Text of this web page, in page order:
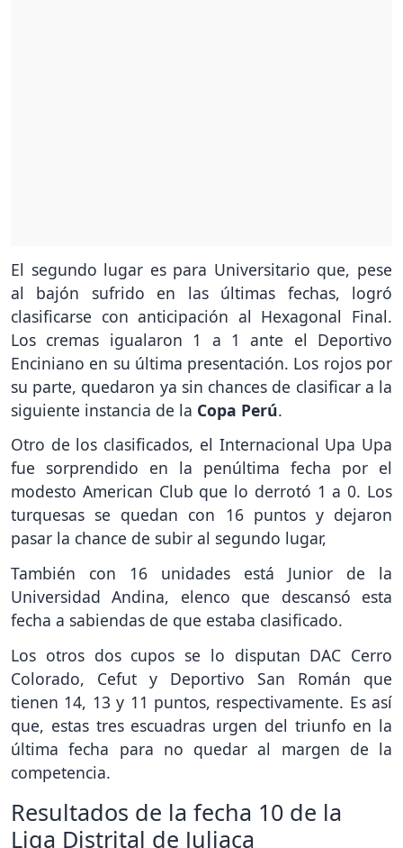
El segundo lugar es para Universitario que, pese
al bajón sufrido en las últimas fechas, logró
clasificarse con anticipación al Hexagonal Final.
Los cremas igualaron 1 a 1 ante el Deportivo
Enciniano en su última presentación. Los rojos por
su parte, quedaron ya sin chances de clasificar a la
siguiente instancia de la Copa Perú.
Otro de los clasificados, el Internacional Upa Upa
fue sorprendido en la penúltima fecha por el
modesto American Club que lo derrotó 1 a 0. Los
turquesas se quedan con 16 puntos y dejaron
pasar la chance de subir al segundo lugar,
También con 16 unidades está Junior de la
Universidad Andina, elenco que descansó esta
fecha a sabiendas de que estaba clasificado.
Los otros dos cupos se lo disputan DAC Cerro
Colorado, Cefut y Deportivo San Román que
tienen 14, 13 y 11 puntos, respectivamente. Es así
que, estas tres escuadras urgen del triunfo en la
última fecha para no quedar al margen de la
competencia.
Resultados de la fecha 10 de la
Liga Distrital de Juliaca